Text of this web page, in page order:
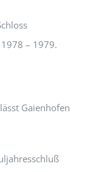
– 1979.
Gaienhofen